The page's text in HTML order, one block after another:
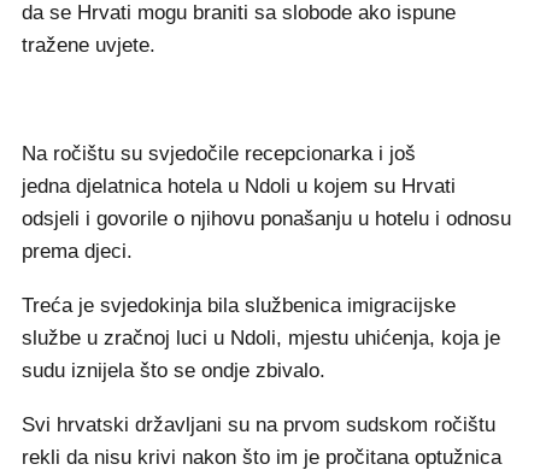
da se Hrvati mogu braniti sa slobode ako ispune
tražene uvjete.
Na ročištu su svjedočile recepcionarka i još
jedna djelatnica hotela u Ndoli u kojem su Hrvati
odsjeli i govorile o njihovu ponašanju u hotelu i odnosu
prema djeci.
Treća je svjedokinja bila službenica imigracijske
službe u zračnoj luci u Ndoli, mjestu uhićenja, koja je
sudu iznijela što se ondje zbivalo.
Svi hrvatski državljani su na prvom sudskom ročištu
rekli da nisu krivi nakon što im je pročitana optužnica